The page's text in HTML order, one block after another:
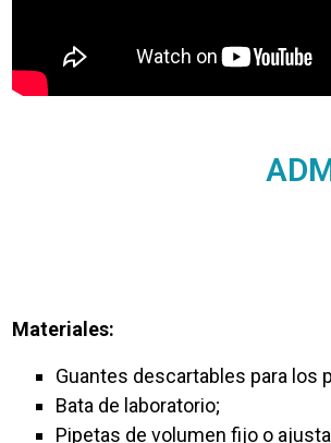
Materiales:
Guantes descartables para los
Bata de laboratorio;
Pipetas de volumen fijo o